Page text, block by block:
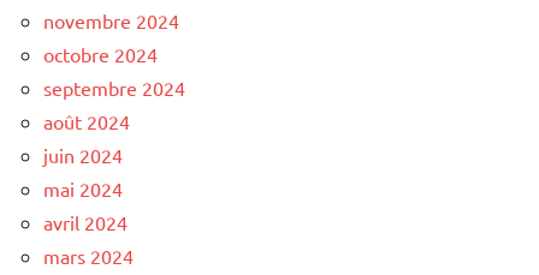
novembre 2024
octobre 2024
septembre 2024
août 2024
juin 2024
mai 2024
avril 2024
mars 2024